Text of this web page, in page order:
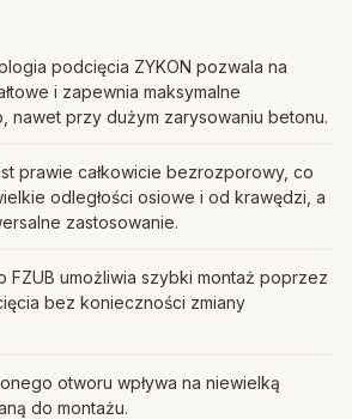
podcięcia ZYKON pozwala na
i zapewnia maksymalne
nawet przy dużym zarysowaniu betonu.
prawie całkowicie bezrozporowy, co
odległości osiowe i od krawędzi, a
zastosowanie.
FZUB umożliwia szybki montaż poprzez
bez konieczności zmiany
otworu wpływa na niewielką
do montażu.